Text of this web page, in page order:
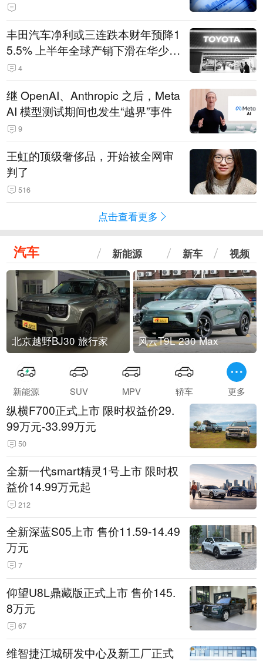
丰田汽车净利或三连跌本财年预降1
5.5% 上半年全球产销下滑在华少卖
14.3万辆
4
继 OpenAI、Anthropic 之后，Meta
AI 模型测试期间也发生“越界”事件
9
王虹的顶级奢侈品，开始被全网审
判了
516
点击查看更多
汽车 新能源 新车 视频
北京越野BJ30 旅行家 风云T9L 230 Max
新能源 SUV MPV 轿车 更多
纵横F700正式上市 限时权益价29.
99万元-33.99万元
50
全新一代smart精灵1号上市 限时权
益价14.99万元起
212
全新深蓝S05上市 售价11.59-14.49
万元
7
仰望U8L鼎藏版正式上市 售价145.
8万元
67
维智捷江城研发中心及新工厂正式